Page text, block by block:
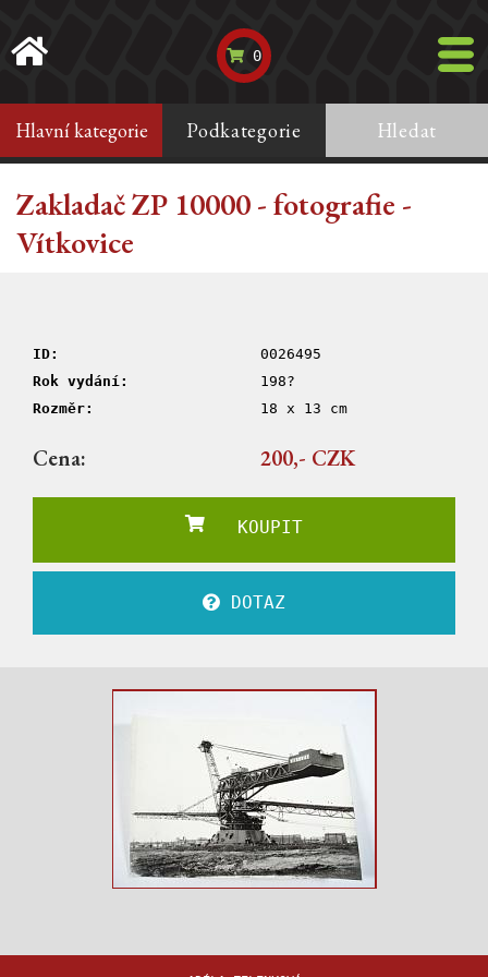
0
Hlavní kategorie Podkategorie Hledat
Zakladač ZP 10000 - fotografie -
Vítkovice
ID:
0026495
Rok vydání:
198?
Rozměr:
18 x 13 cm
Cena: 200,- CZK
KOUPIT
DOTAZ